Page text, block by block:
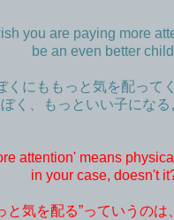
you are paying more
be an even better
くにももっと気を配って
ぼく、もっといい子になる
attention' means
in your case, doesn't
と気を配る”っていうのは